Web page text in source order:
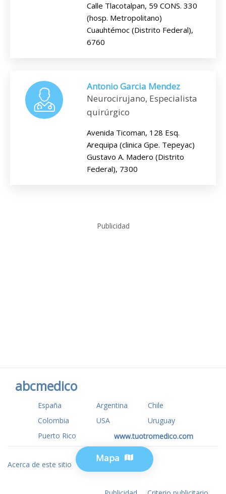
Calle Tlacotalpan, 59 CONS. 330
(hosp. Metropolitano)
Cuauhtémoc (Distrito Federal),
6760
Antonio Garcia Mendez
Neurocirujano, Especialista
quirúrgico
Avenida Ticoman, 128 Esq.
Arequipa (clinica Gpe. Tepeyac)
Gustavo A. Madero (Distrito
Federal), 7300
Mapa
Publicidad
abcmedico
España Argentina
Chile
Colombia
USA
Uruguay
Puerto Rico
www.tuotromedico.com
Acerca de este sitio Privacidad